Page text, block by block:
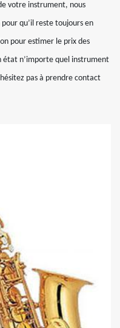
votre instrument, nous
qu’il reste toujours en
pour estimer le prix des
état n’importe quel instrument
pas à prendre contact